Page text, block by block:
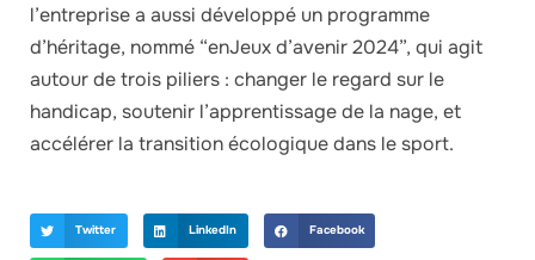
l’entreprise a aussi développé un programme
d’héritage, nommé “enJeux d’avenir 2024”, qui agit
autour de trois piliers : changer le regard sur le
handicap, soutenir l’apprentissage de la nage, et
accélérer la transition écologique dans le sport.
Twitter LinkedIn Facebook